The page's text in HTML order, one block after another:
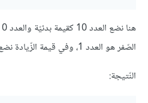
الصّفر هو العدد 1، وفي قيمة الزّيادة نضع العدد السّلبي
النّتيجة: